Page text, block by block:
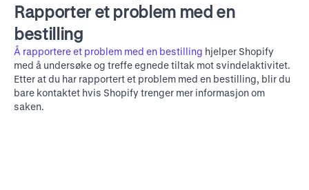
Rapporter et problem med en
bestilling
Å rapportere et problem med en bestilling hjelper Shopify
med å undersøke og treffe egnede tiltak mot svindelaktivitet.
Etter at du har rapportert et problem med en bestilling, blir du
bare kontaktet hvis Shopify trenger mer informasjon om
saken.